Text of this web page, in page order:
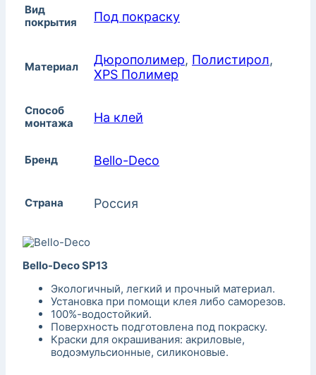
Вид
покрытия
Под покраску
Материал Дюрополимер, Полистирол,
XPS Полимер
Способ
монтажа
На клей
Бренд Bello-Decо
Страна Россия
Bello-Deco SP13
Экологичный, легкий и прочный материал.
Установка при помощи клея либо саморезов.
100%-водостойкий.
Поверхность подготовлена под покраску.
Краски для окрашивания: акриловые,
водоэмульсионные, силиконовые.